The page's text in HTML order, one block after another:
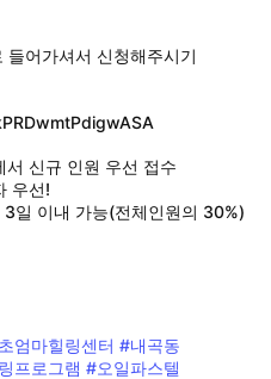
어가셔서 신청해주시기
신규 인원 우선 접수
우선!
일 이내 가능(전체인원의 30%)
엄마힐링센터 #내곡동
프로그램 #오일파스텔